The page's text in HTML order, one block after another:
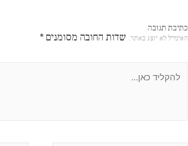
כתיבת תגובה
האימייל לא יוצג באתר. שדות החובה מסומנים*